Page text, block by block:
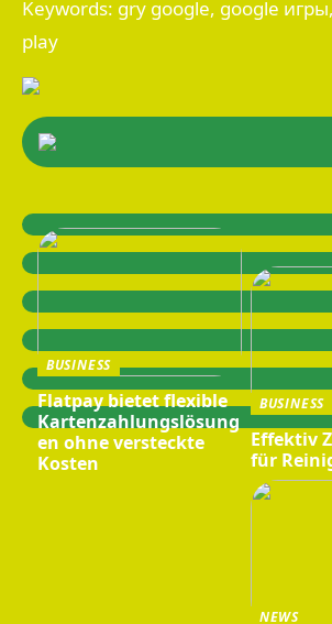
Keywords: gry google, google
play
BUSINESS
Flatpay bietet flexible
Kartenzahlungslösung
en ohne versteckte
Kosten
BUSINESS
Effektiv
für
NEWS